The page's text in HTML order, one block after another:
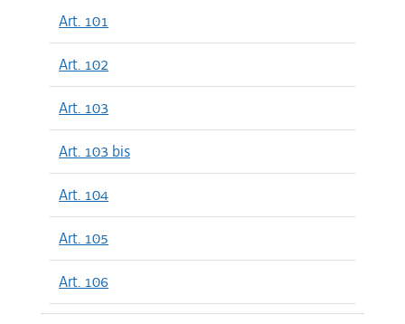
Art. 101
Art. 102
Art. 103
Art. 103 bis
Art. 104
Art. 105
Art. 106